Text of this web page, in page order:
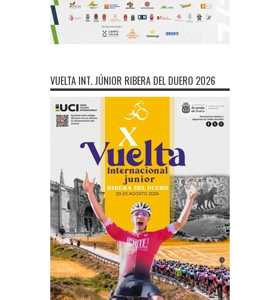
VUELTA INT. JÚNIOR RIBERA DEL DUERO 2026